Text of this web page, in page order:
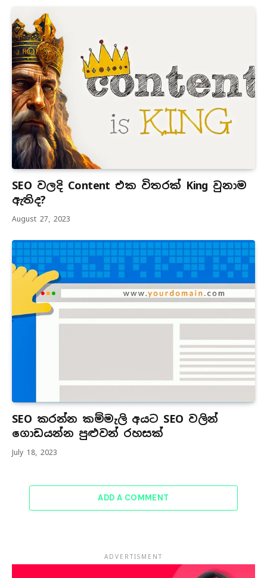
SEO වලදි Content එක විතරක් King වුනාම
ඇතිද?
August 27, 2023
SEO කරන්න කම්මැලි අයට SEO වලින්
ගොඩයන්න පුළුවන් රහසක්
July 18, 2023
ADD A COMMENT
ADVERTISMENT